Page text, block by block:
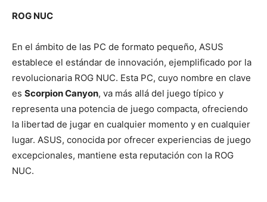
ROG NUC
En el ámbito de las PC de formato pequeño, ASUS
establece el estándar de innovación, ejemplificado por la
revolucionaria ROG NUC. Esta PC, cuyo nombre en clave
es Scorpion Canyon, va más allá del juego típico y
representa una potencia de juego compacta, ofreciendo
la libertad de jugar en cualquier momento y en cualquier
lugar. ASUS, conocida por ofrecer experiencias de juego
excepcionales, mantiene esta reputación con la ROG
NUC.